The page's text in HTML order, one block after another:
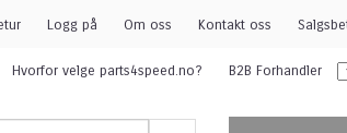
Logg på Om oss Kontakt oss
Hvorfor velge parts4speed.no? B2B Forhandler